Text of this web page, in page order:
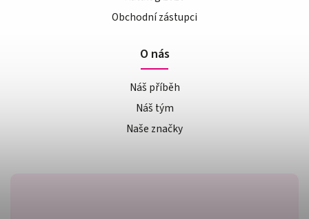
Obchodní zástupci
O nás
Náš příběh
Náš tým
Naše značky